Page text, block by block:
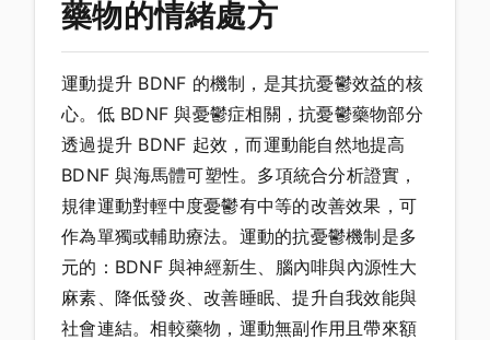
藥物的情緒處方
運動提升 BDNF 的機制，是其抗憂鬱效益的核
心。低 BDNF 與憂鬱症相關，抗憂鬱藥物部分
透過提升 BDNF 起效，而運動能自然地提高
BDNF 與海馬體可塑性。多項統合分析證實，
規律運動對輕中度憂鬱有中等的改善效果，可
作為單獨或輔助療法。運動的抗憂鬱機制是多
元的：BDNF 與神經新生、腦內啡與內源性大
麻素、降低發炎、改善睡眠、提升自我效能與
社會連結。相較藥物，運動無副作用且帶來額